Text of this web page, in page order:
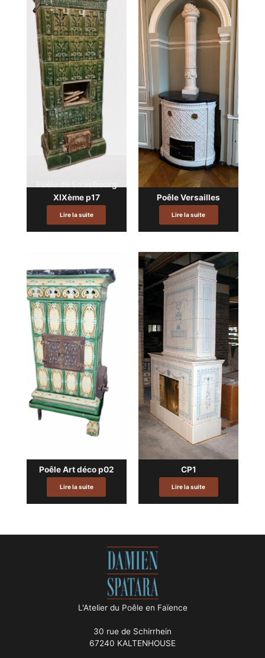
XIXème p17
Lire la suite
Poêle Versailles
Lire la suite
Poêle Art déco p02
Lire la suite
CP1
Lire la suite
L'Atelier du Poêle en Faïence
30 rue de Schirrhein
67240 KALTENHOUSE